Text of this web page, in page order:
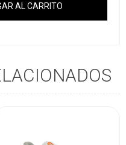
AL CARRITO